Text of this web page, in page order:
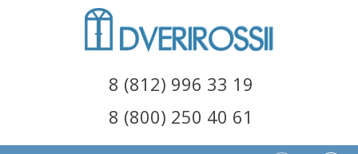
8 (812) 996 33 19
8 (800) 250 40 61